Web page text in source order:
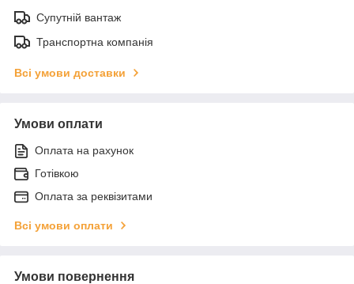
Супутній вантаж
Транспортна компанія
Всі умови доставки
Умови оплати
Оплата на рахунок
Готівкою
Оплата за реквізитами
Всі умови оплати
Умови повернення